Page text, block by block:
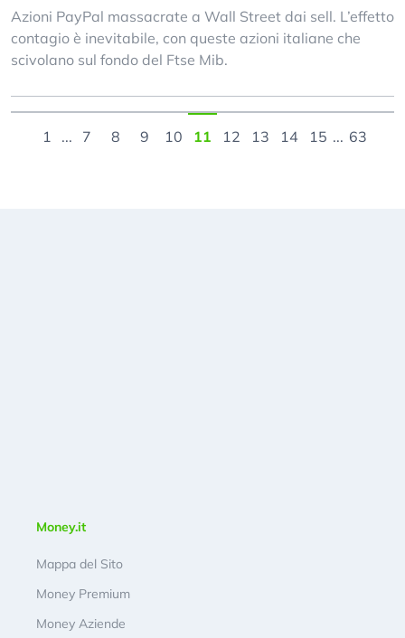
Azioni PayPal massacrate a Wall Street dai sell. L’effetto
contagio è inevitabile, con queste azioni italiane che
scivolano sul fondo del Ftse Mib.
1 ... 7 8 9 10 11 12 13 14 15 ... 63
Money.it
Mappa del Sito
Money Premium
Money Aziende